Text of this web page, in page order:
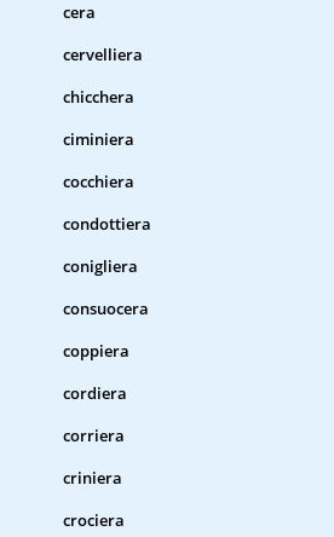
cera
cervelliera
chicchera
ciminiera
cocchiera
condottiera
conigliera
consuocera
coppiera
cordiera
corriera
criniera
crociera